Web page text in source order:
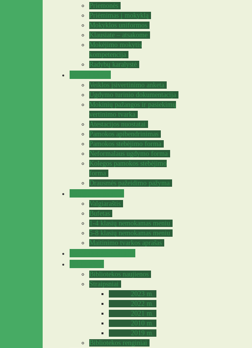
Priemonės
Priėmimas į mokyklą
Mokyklos uniformos
Klausiate – atsakome
Mokėjimo mokytis
kompetencija
Radybų karalystė
Veiklos įsivertinimo anketa
Ugdymo turinio dokumentacija
Mokinių pažangos ir pasiekimų
vertinimo tvarka
Atestacijos nuostatai
Pamokos apibendrinimas
Pamokos stebėjimo forma
Neformalaus ugdymo forma
Kolegos pamokos stebėjimo
forma
Drausmės pažeidimo pažyma
Valgiaraštis
Bufetas
1-4 klasių nemokamas meniu
5-8 klasių nemokamas meniu
Maitinimo tvarkos aprašas
Bibliotekos naujienos
Straipsniai
2023 m.
2022 m.
2021 m.
2010 m.
2019 m.
Bibliotekos renginiai